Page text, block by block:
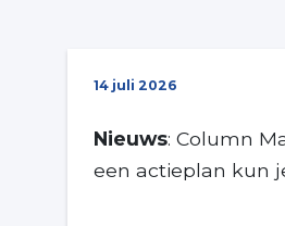
14 juli 2026
Nieuws: Column
een actieplan kun